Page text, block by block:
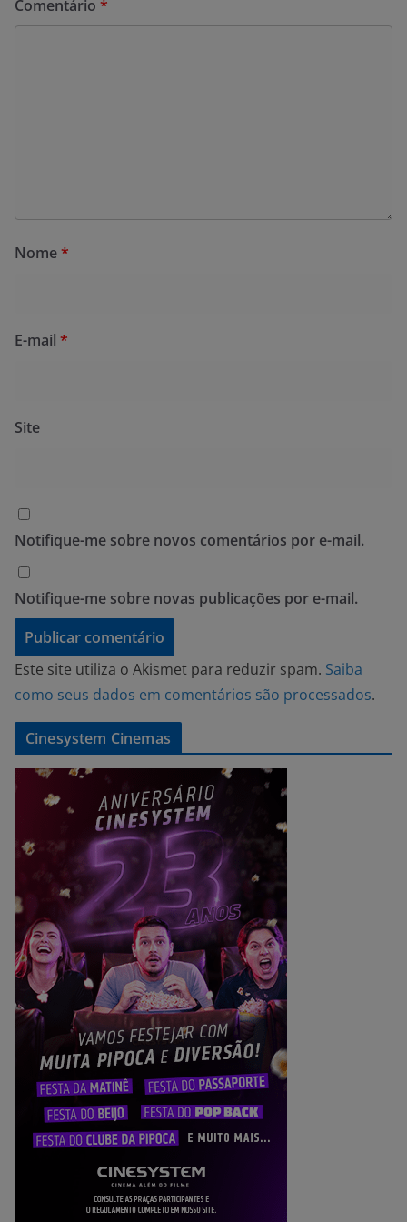
Comentário *
Nome*
E-mail *
Site
Notifique-me sobre novos comentários por e-mail.
Notifique-me sobre novas publicações por e-mail.
Este site utiliza o Akismet para reduzir spam. Saiba
como seus dados em comentários são processados.
Cinesystem Cinemas